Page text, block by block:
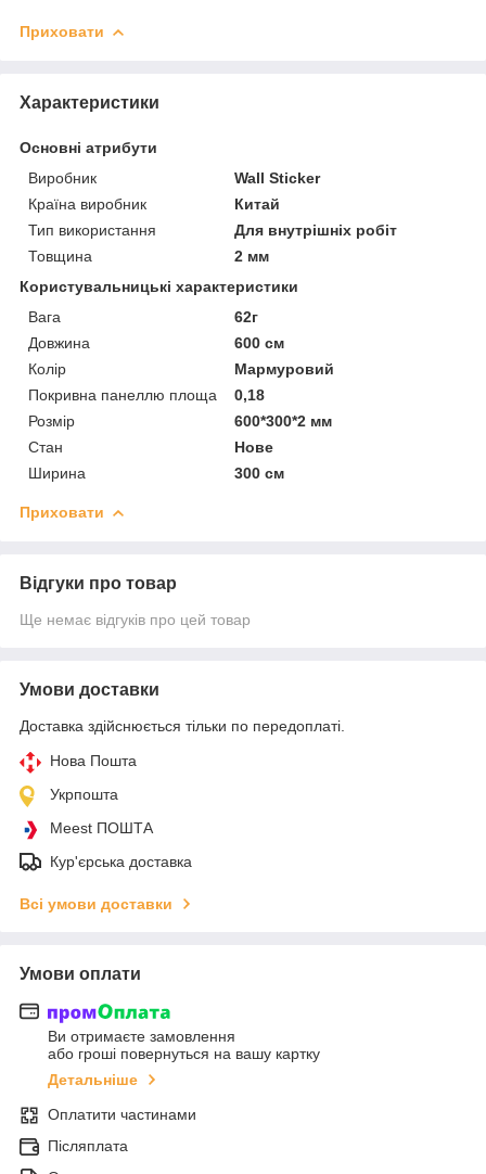
Приховати
Характеристики
Основні атрибути
Виробник
Wall Sticker
Країна виробник
Китай
Тип використання
Для внутрішніх робіт
Товщина
2 мм
Користувальницькі характеристики
Вага
62г
Довжина
600 см
Колір
Мармуровий
Покривна панеллю площа
0,18
Розмір
600*300*2 мм
Стан
Нове
Ширина
300 см
Приховати
Відгуки про товар
Ще немає відгуків про цей товар
Умови доставки
Доставка здійснюється тільки по передоплаті.
Нова Пошта
Укрпошта
Meest ПОШТА
Кур'єрська доставка
Всі умови доставки
Умови оплати
Ви отримаєте замовлення
або гроші повернуться на вашу картку
Детальніше
Оплатити частинами
Післяплата